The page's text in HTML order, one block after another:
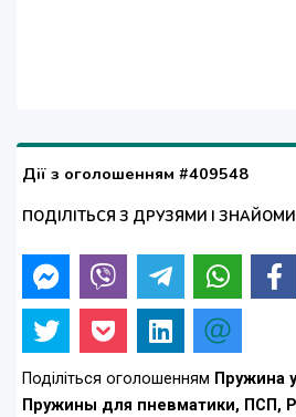
Дії з оголошенням #409548
ПОДІЛІТЬСЯ З ДРУЗЯМИ І
Поділіться оголошенням Пружина
Пружины для пневматики, ПСП,